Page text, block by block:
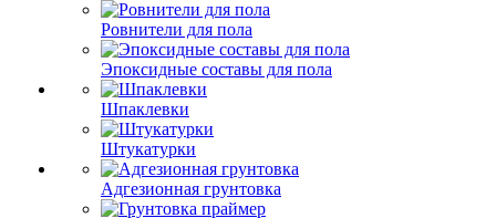
Ровнители для пола
Эпоксидные составы для пола
Шпаклевки
Штукатурки
Адгезионная грунтовка